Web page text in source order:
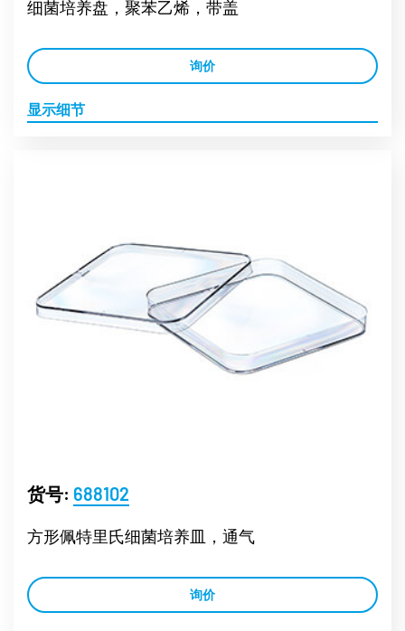
细菌培养盘，聚苯乙烯，带盖
询价
显示细节
货号: 688102
方形佩特里氏细菌培养皿，通气
询价